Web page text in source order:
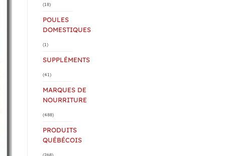
(18)
POULES
DOMESTIQUES
(1)
SUPPLÉMENTS
(41)
MARQUES DE
NOURRITURE
(488)
PRODUITS
QUÉBÉCOIS
(268)